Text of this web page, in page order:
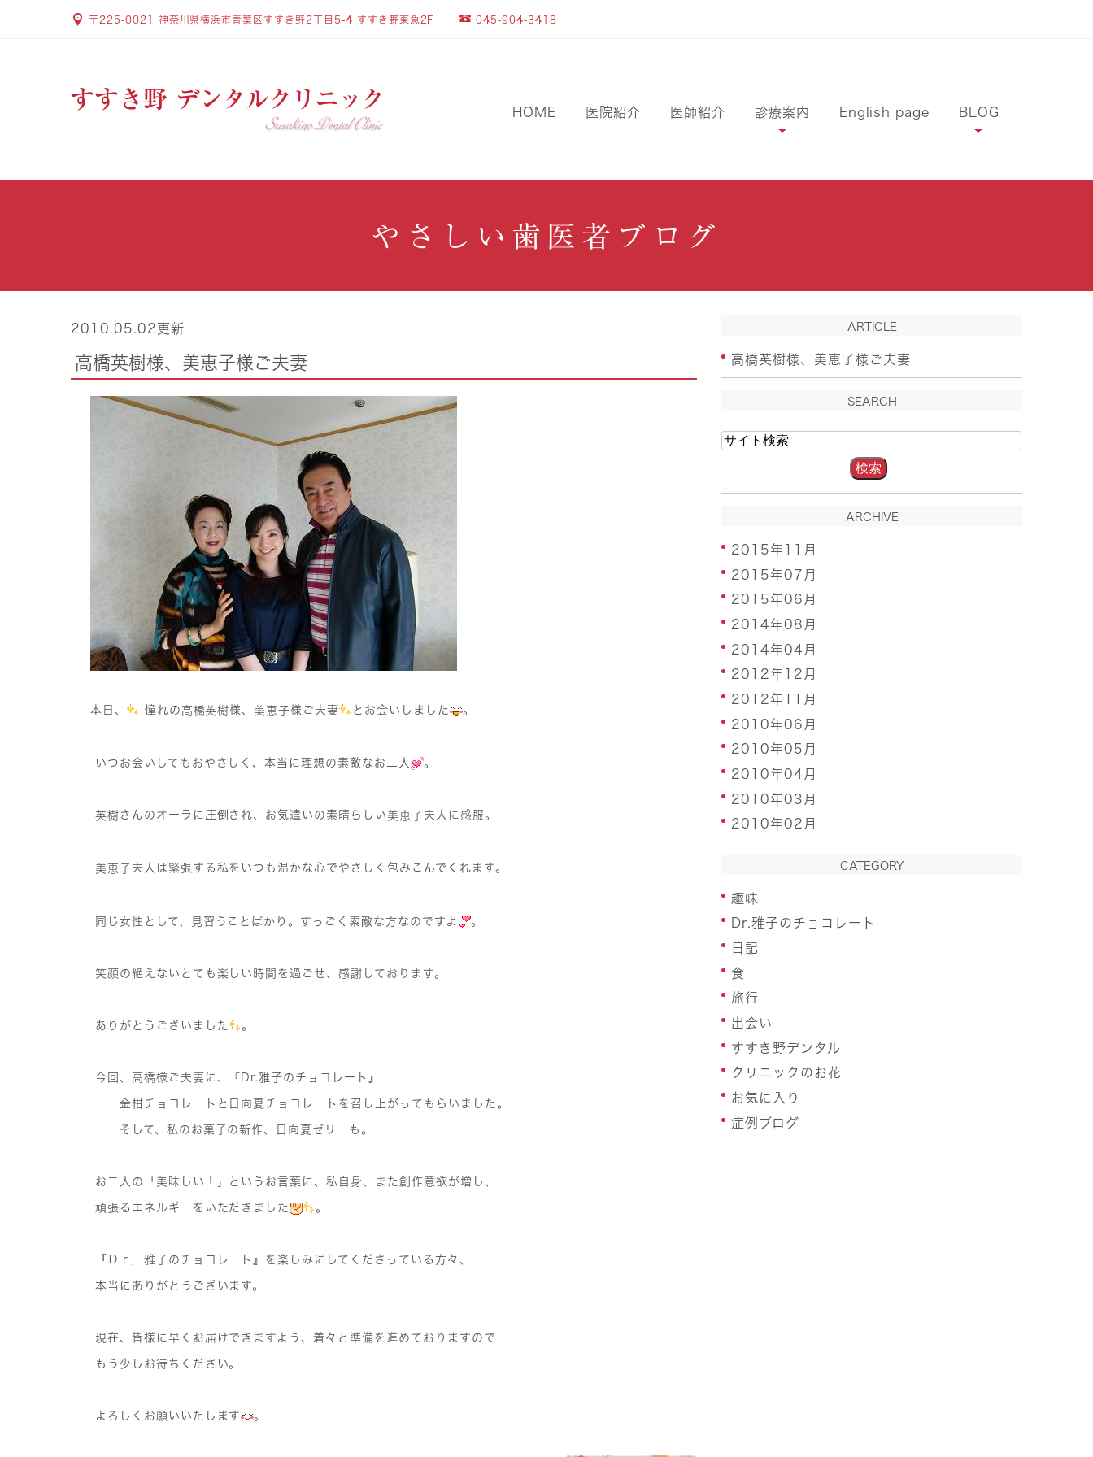
〒225-0021 神奈川県横浜市青葉区すすき野2丁目5-4 すすき野東急2F 045-904-3418
HOME 医院紹介 医師紹介 診療案内 English page BLOG
やさしい歯医者ブログ
2010.05.02更新
高橋英樹様、美恵子様ご夫妻
本日、 憧れの 高橋英樹様、 美恵子様ご夫妻 とお会いしました 。
いつお会いしてもおやさしく、本当に理想の素敵なお二人 。
英樹 さんのオーラに圧倒され、お気遣いの素晴らしい 美恵子夫人に感服。
美恵子夫人は緊張する私をいつも温かな心でやさしく包みこんでくれます。
同じ女性として、見習うことばかり。すっごく素敵な方なのですよ 。
笑顔の絶えないとても楽しい時間を過ごせ、感謝しております。
ありがとうございました 。
今回、高橋様ご夫妻に、『Dr.雅子のチョコレート』
金柑チョコレートと日向夏チョコレートを召し上がってもらいました。
そして、私のお菓子の新作、日向夏ゼリーも。
お二人の「美味しい！」というお言葉に、私自身、また創作意欲が増し、
頑張るエネルギーをいただきました 。
『Ｄｒ．雅子のチョコレート』を楽しみにしてくださっている方々、
本当にありがとうございます。
現在、皆様に早くお届けできますよう、着々と準備を進めておりますので
もう少しお待ちください。
よろしくお願いいたします 。
ARTICLE
高橋英樹様、美恵子様ご夫妻
SEARCH
ARCHIVE
2015年11月
2015年07月
2015年06月
2014年08月
2014年04月
2012年12月
2012年11月
2010年06月
2010年05月
2010年04月
2010年03月
2010年02月
CATEGORY
趣味
Dr.雅子のチョコレート
日記
食
旅行
出会い
すすき野デンタル
クリニックのお花
お気に入り
症例ブログ